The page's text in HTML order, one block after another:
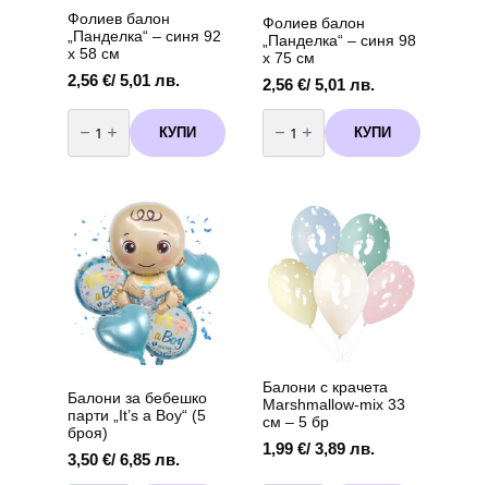
the
product
page
Фолиев балон
„Панделка“ – синя 92
х 58 см
2,56 €/ 5,01 лв.
количество
за
Фолиев
балон
58
см
КУПИ
Фолиев балон
„Панделка“ – синя 98
х 75 см
2,56 €/ 5,01 лв.
количество
за
Фолиев
балон
КУПИ
Балони за бебешко
парти „It’s a Boy“ (5
броя)
3,50 €/ 6,85 лв.
Балони с крачета
Marshmallow-mix 33
см – 5 бр
1,99 €/ 3,89 лв.